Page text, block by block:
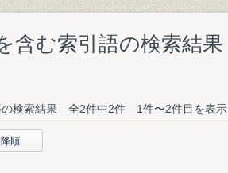
含む索引語の検索結果
の検索結果 全2件中2件 1件〜2件目を表示
順